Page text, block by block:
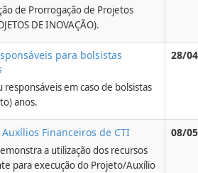
de Prorrogação de Projetos
DE INOVAÇÃO).
para bolsistas
responsáveis em caso de bolsistas
anos.
28/
Financeiros de CTI
a utilização dos recursos
para execução do Projeto/Auxílio
08/